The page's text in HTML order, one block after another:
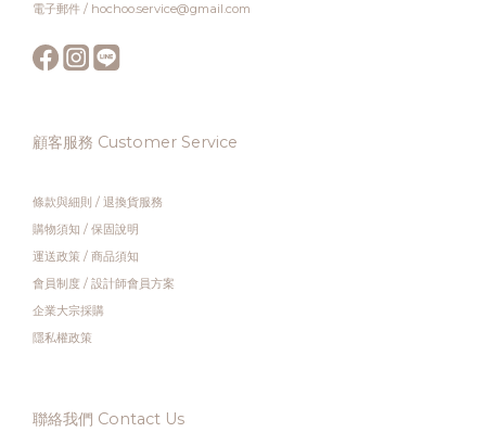
電子郵件 / hochoo.service@gmail.com
顧客服務 Customer Service
條款與細則 / 退換貨服務
購物須知 / 保固說明
運送政策 / 商品須知
會員制度 / 設計師會員方案
企業大宗採購
隱私權政策
聯絡我們 Contact Us